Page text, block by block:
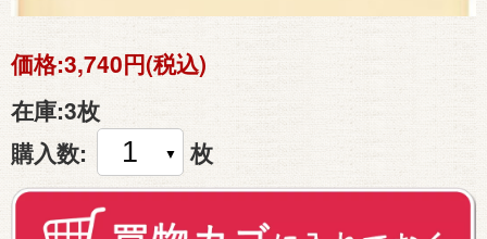
価格:3,740円(税込)
在庫:3枚
購入数:
枚